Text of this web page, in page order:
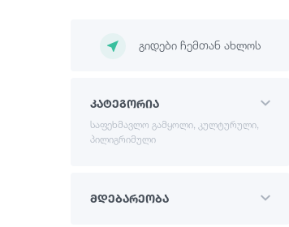
ᲒᲘᲓᲔᲑᲘ ᲩᲔᲛᲗᲐᲜ ᲐᲮᲚᲝᲡ
კატეგორია
საფეხმავლო გამყოლი, კულტურული,
პილიგრიმული
მდებარეობა